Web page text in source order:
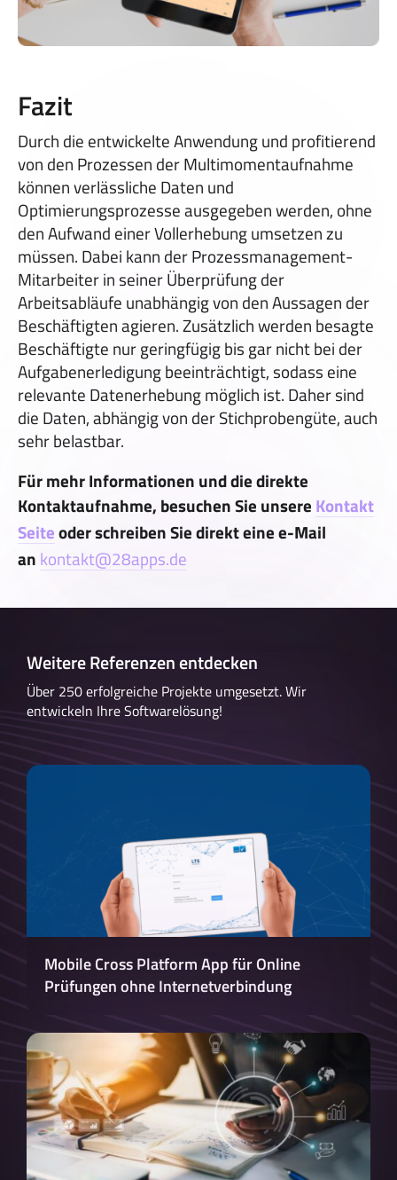
Fazit
Durch die entwickelte Anwendung und profitierend
von den Prozessen der Multimomentaufnahme
können verlässliche Daten und
Optimierungsprozesse ausgegeben werden, ohne
den Aufwand einer Vollerhebung umsetzen zu
müssen. Dabei kann der Prozessmanagement-
Mitarbeiter in seiner Überprüfung der
Arbeitsabläufe unabhängig von den Aussagen der
Beschäftigten agieren. Zusätzlich werden besagte
Beschäftigte nur geringfügig bis gar nicht bei der
Aufgabenerledigung beeinträchtigt, sodass eine
relevante Datenerhebung möglich ist. Daher sind
die Daten, abhängig von der Stichprobengüte, auch
sehr belastbar.
Für mehr Informationen und die direkte
Kontaktaufnahme, besuchen Sie unsere Kontakt
Seiteoder schreiben Sie direkt eine e-Mail
an kontakt@28apps.de
Weitere Referenzen entdecken
Über 250 erfolgreiche Projekte umgesetzt. Wir
entwickeln Ihre Softwarelösung!
Mobile Cross Platform App für Online
Prüfungen ohne Internetverbindung